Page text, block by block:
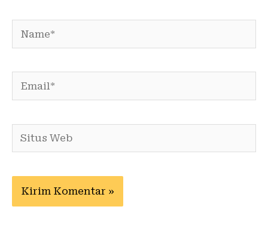
Name*
Email*
Situs
Web